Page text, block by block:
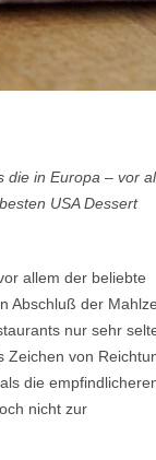
die in Europa – vor
USA Dessert
allem der beliebte
Abschluß der
nur sehr
Zeichen von
die
nicht zur